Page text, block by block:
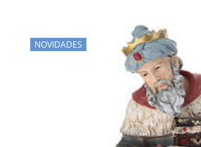
NOVIDADES